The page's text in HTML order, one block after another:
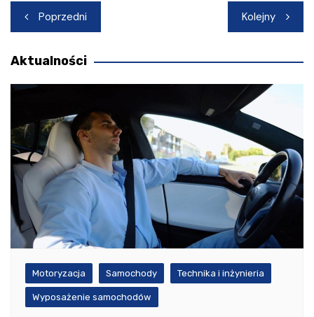
Nawigacja
wpisu
Poprzedni Kolejny
Aktualności
Motoryzacja Samochody Technika i inżynieria
Wyposażenie samochodów